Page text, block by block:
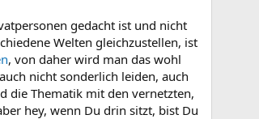
gedacht ist und nicht
Welten gleichzustellen, ist
, von daher wird man das wohl
nicht sonderlich leiden, auch
die Thematik mit den vernetzten,
hey, wenn Du drin sitzt, bist Du